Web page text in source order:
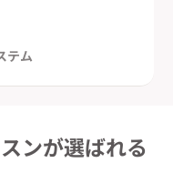
テム
ンが選ばれる